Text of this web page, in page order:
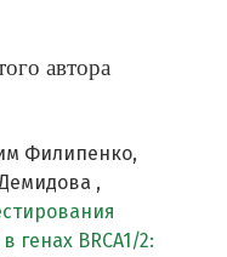
автора
Филипенко,
,
генах BRCA1/2: